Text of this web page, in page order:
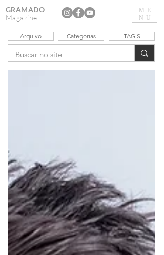
ME
NU
GRAMADO
Magazine
Arquivo Categorias TAG'S